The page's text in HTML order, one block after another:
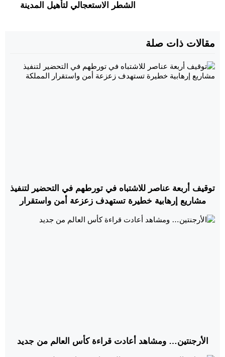
الشطر الاستعجالي لتأهيل المدينة
مقالات ذات صلة
توقيف أربعة عناصر للاشتباه في تورطهم في التحضير لتنفيذ
مشاريع إرهابية خطيرة تستهدف زعزعة أمن واستقرار
الأرجنتين… ومشاهد أعادت قراءة كأس العالم من جديد